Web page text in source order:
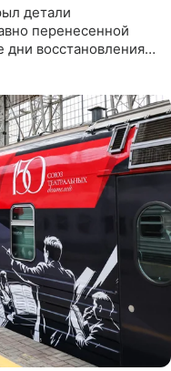
детали
перенесенной
восстановления